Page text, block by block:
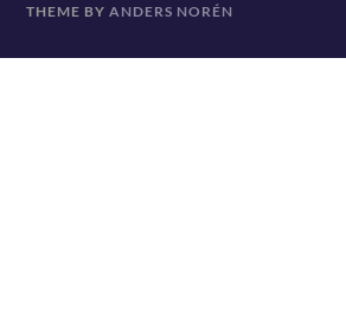
THEME BYANDERS NORÉN